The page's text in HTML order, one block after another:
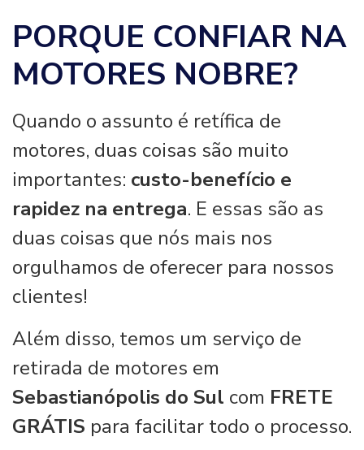
PORQUE CONFIAR NA
MOTORES NOBRE?
Quando o assunto é retífica de
motores, duas coisas são muito
importantes: custo-benefício e
rapidez na entrega. E essas são as
duas coisas que nós mais nos
orgulhamos de oferecer para nossos
clientes!
Além disso, temos um serviço de
retirada de motores em
Sebastianópolis do Sul com FRETE
GRÁTIS para facilitar todo o processo.